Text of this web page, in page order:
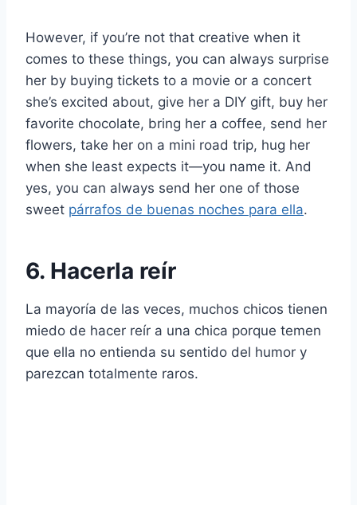
However, if you’re not that creative when it
comes to these things, you can always surprise
her by buying tickets to a movie or a concert
she’s excited about, give her a DIY gift, buy her
favorite chocolate, bring her a coffee, send her
flowers, take her on a mini road trip, hug her
when she least expects it—you name it. And
yes, you can always send her one of those
sweet párrafos de buenas noches para ella.
6. Hacerla reír
La mayoría de las veces, muchos chicos tienen
miedo de hacer reír a una chica porque temen
que ella no entienda su sentido del humor y
parezcan totalmente raros.